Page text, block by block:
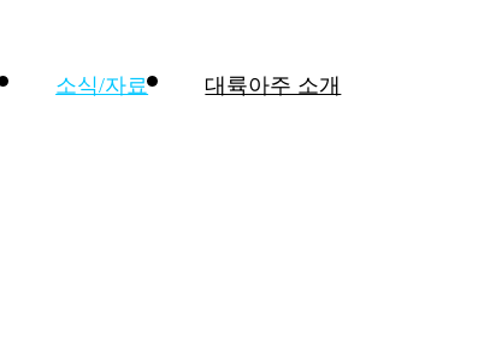
소식/자료 대륙아주 소개